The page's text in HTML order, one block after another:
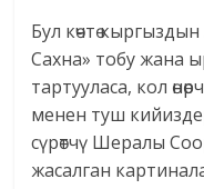
Бул көчтө
Сахна» тобу жана
тартууласа, кол
менен туш
сүрөтчү Шералы
жасалган